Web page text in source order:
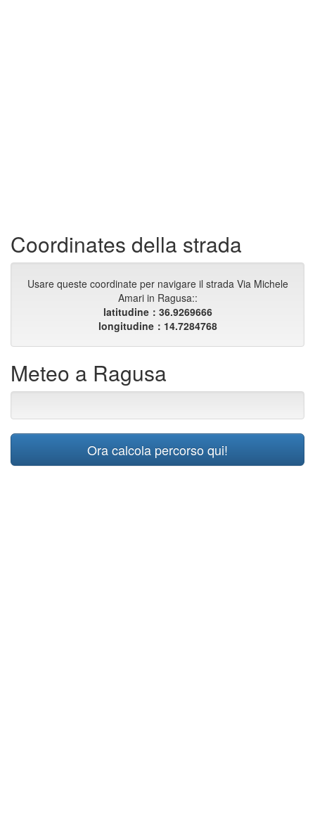
Coordinates della strada
Usare queste coordinate per navigare il strada Via Michele
Amari in Ragusa::
latitudine：36.9269666
longitudine：14.7284768
Meteo a Ragusa
Ora calcola percorso qui!